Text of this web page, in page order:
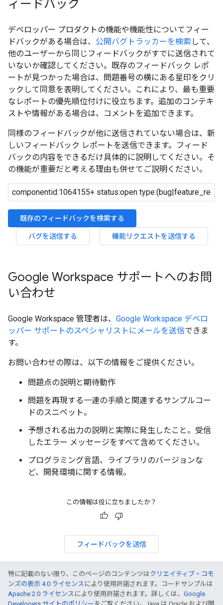
ィードバック
デベロッパー プロダクトの機能や機能性についてフィー
ドバックがある場合は、 公開バグトラッカーを検索 して、
他のユーザーから同じフィードバックがすでに送信されて
いないか確認してください。既存のフィードバック レポ
ートが見つかった場合は、問題番号の横にある星印をクリ
ックして同意を表明してください。これにより、最も重要
なレポートの優先順位付けに役立ちます。追加のコンテキ
ストや情報がある場合は、コメントを追加できます。
同様のフィードバックが他に送信されていない場合は、新
しいフィードバック レポートを送信できます。フィード
バックの内容をできるだけ具体的に説明してください。そ
の機能が重要だと考える理由も併せてご説明ください。
既存のフィードバックを検索する
バグを送信する
機能リクエストを送信する
Google Workspace サポートへのお問
い合わせ
Google Workspace 管理者は、 Google Workspace デベロ
ッパー サポートのスペシャリストにメールを送信できま
す。
お問い合わせの際は、以下の情報をご提供ください。
問題点の説明と期待動作
問題を再現する一連の手順と関連するサンプルコー
ドのスニペット。
予想される出力の説明と実際に発生したこと。受信
したエラー メッセージをすべて含めてください。
プログラミング言語、ライブラリのバージョンな
ど、開発環境に関する情報。
この情報は役に立ちましたか？
フィードバックを送信
特に記載のない限り、このページのコンテンツはクリエイティブ・コモ
ンズの表示 4.0 ライセンス により使用許諾されます。コードサンプルは
Apache 2.0 ライセンス により使用許諾されます。詳しくは、 Google